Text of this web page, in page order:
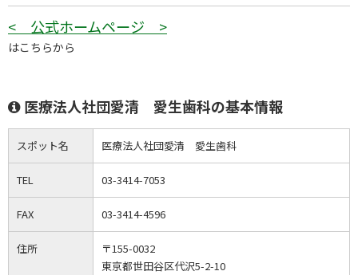
< 公式ホームページ >
はこちらから
医療法人社団愛清 愛生歯科の基本情報
スポット名 医療法人社団愛清 愛生歯科
TEL 03-3414-7053
FAX 03-3414-4596
住所
〒155-0032
東京都世田谷区代沢5-2-10